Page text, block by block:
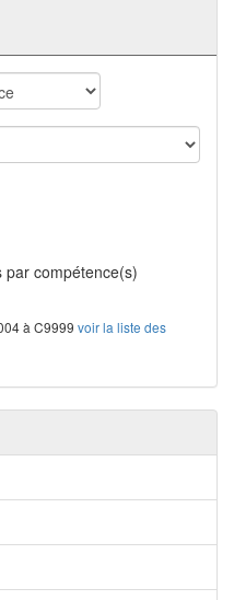
par compétence(s)
à C9999 voir la liste des